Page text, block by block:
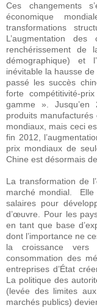
Ces changements
économique
transformations
L’augmentation
renchérissement de
démographique) et
inévitable la hausse
passé les succès
forte compétitivité-
gamme ».
produits
mondiaux, mais ceci
fin 2012,
prix mondiaux de
Chine est désormais
La transformation de
marché mondial.
salaires pour
d’œuvre. Pour les
en tant que base
dont l’importance ne
la croissance vers
consommation des
entreprises d’État
La politique des
(levée des limites
marchés publics)